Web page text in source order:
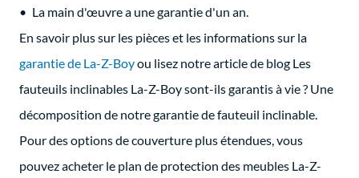
La main d'œuvre a une garantie d'un an.
En savoir plus sur les pièces et les informations sur la
garantie de La-Z-Boyou lisez notre article de blog Les
fauteuils inclinables La-Z-Boy sont-ils garantis à vie ? Une
décomposition de notre garantie de fauteuil inclinable.
Pour des options de couverture plus étendues, vous
pouvez acheter le plan de protection des meubles La-Z-